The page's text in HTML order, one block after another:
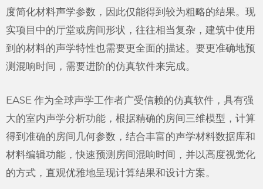
度简化材料声学参数，因此仅能得到较为粗略的结果。现
实项目中的厅堂或房间形状，往往相当复杂，建筑中使用
到的材料的声学特性也需要更全面的描述。要更准确地预
测混响时间，需要进阶的仿真软件来完成。
EASE 作为全球声学工作者广受信赖的仿真软件，具有强
大的室内声学分析功能，根据精确的房间三维模型，计算
得到准确的房间几何参数，结合丰富的声学材料数据库和
材料编辑功能，快速预测房间混响时间，并以高度视觉化
的方式，直观优雅地呈现计算结果和设计方案。